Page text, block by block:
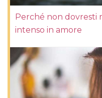
Perché non dovresti
intenso in amore